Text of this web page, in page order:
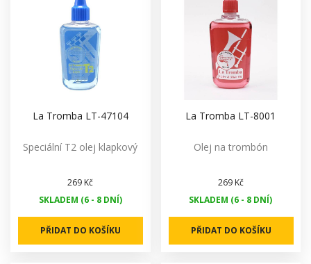
La Tromba LT-47104
Speciální T2 olej klapkový
269 Kč
SKLADEM (6 - 8 DNÍ)
PŘIDAT DO KOŠÍKU
La Tromba LT-8001
Olej na trombón
269 Kč
SKLADEM (6 - 8 DNÍ)
PŘIDAT DO KOŠÍKU